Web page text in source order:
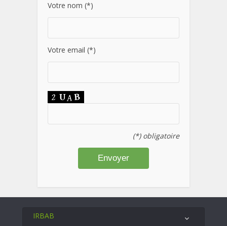
Votre nom (*)
Votre email (*)
(*) obligatoire
IRBAB